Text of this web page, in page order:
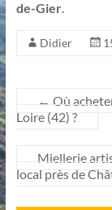
de-Gier.
Didier
← Où
Loire (42) ?
Miellerie
local près de